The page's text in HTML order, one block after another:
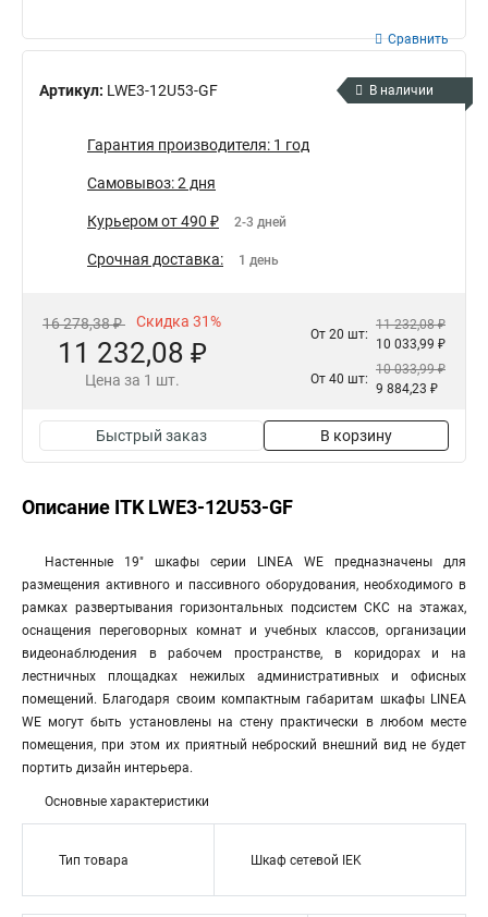
Артикул: LWE3-12U53-GF
Сравнить
В наличии
Гарантия производителя: 1 год
Самовывоз: 2 дня
Курьером от 490 ₽ 2-3 дней
Срочная доставка: 1 день
16 278,38 ₽ Скидка 31%
11 232,08 ₽
Цена за 1 шт.
От 20 шт:
11 232,08 ₽
10 033,99 ₽
От 40 шт:
10 033,99 ₽
9 884,23 ₽
Быстрый заказ В корзину
Описание ITK LWE3-12U53-GF
Настенные 19" шкафы серии LINEA WE предназначены для
размещения активного и пассивного оборудования, необходимого в
рамках развертывания горизонтальных подсистем СКС на этажах,
оснащения переговорных комнат и учебных классов, организации
видеонаблюдения в рабочем пространстве, в коридорах и на
лестничных площадках нежилых административных и офисных
помещений. Благодаря своим компактным габаритам шкафы LINEA
WE могут быть установлены на стену практически в любом месте
помещения, при этом их приятный неброский внешний вид не будет
портить дизайн интерьера.
Основные характеристики
Тип товара Шкаф сетевой IEK